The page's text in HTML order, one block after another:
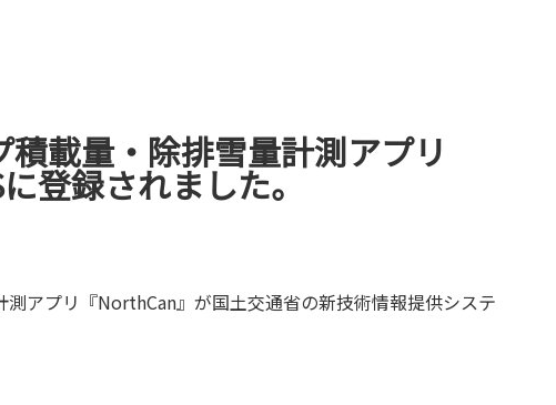
載量・除排雪量計測アプリ
登録されました。
アプリ『NorthCan』が国土交通省の新技術情報提供システ